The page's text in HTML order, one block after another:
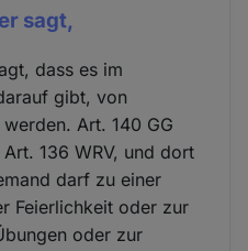
sagt,
dass es im
gibt, von
Art. 140 GG
136 WRV, und dort
darf zu einer
Feierlichkeit oder zur
oder zur